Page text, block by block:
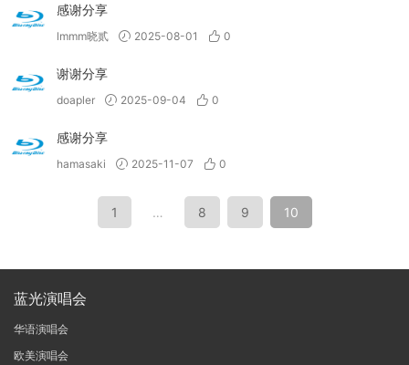
感谢分享
lmmm晓贰 2025-08-01 0
谢谢分享
doapler 2025-09-04 0
感谢分享
hamasaki 2025-11-07 0
1 … 8 9 10
蓝光演唱会
华语演唱会
欧美演唱会